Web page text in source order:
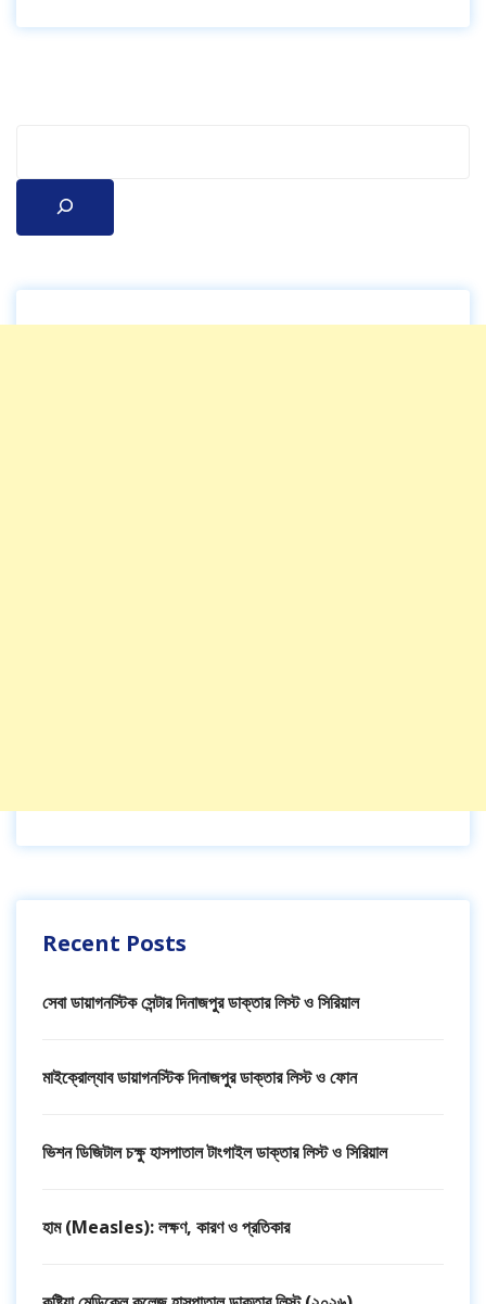
Recent Posts
সেবা ডায়াগনস্টিক সেন্টার দিনাজপুর ডাক্তার লিস্ট ও সিরিয়াল
মাইক্রোল্যাব ডায়াগনস্টিক দিনাজপুর ডাক্তার লিস্ট ও ফোন
ভিশন ডিজিটাল চক্ষু হাসপাতাল টাংগাইল ডাক্তার লিস্ট ও সিরিয়াল
হাম (Measles): লক্ষণ, কারণ ও প্রতিকার